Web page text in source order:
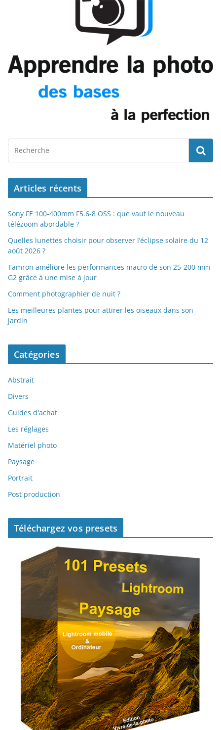
Articles récents
Sony FE 100-400mm F5.6-8 OSS : que vaut le nouveau
télézoom abordable ?
Quelles lunettes choisir pour observer l’éclipse solaire du 12
août 2026 ?
Tamron améliore les performances macro de son 25-200 mm
G2 grâce à une mise à jour
Comment photographier de nuit ?
Les meilleures plantes pour attirer les oiseaux dans son
jardin
Catégories
Abstrait
Divers
Guides d'achat
Les réglages
Matériel photo
Paysage
Portrait
Post production
Téléchargez vos presets